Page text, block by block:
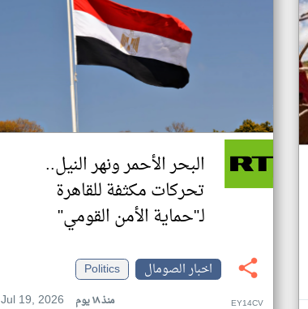
البحر الأحمر ونهر النيل..
تحركات مكثفة للقاهرة
لـ"حماية الأمن القومي"
اخبار الصومال
Politics
Jul 19, 2026
منذ ١٨ يوم EY14CV